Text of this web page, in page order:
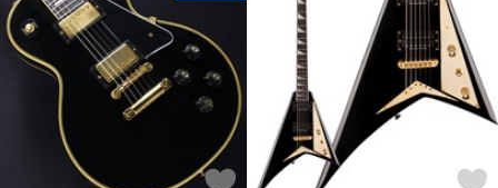
配信/ライブ機器 楽器アクセサリ
中古 ヴィンテージ